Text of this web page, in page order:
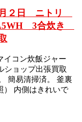
月２日 ニトリ
3合炊き
コン炊飯ジャー
ショップ出張買取
簡易清掃済。 釜裏
） 内側はきれいで